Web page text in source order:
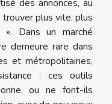
des annonces, au
plus vite, plus
Dans un marché
demeure rare dans
et métropolitaines,
: ces outils
ou ne font-ils